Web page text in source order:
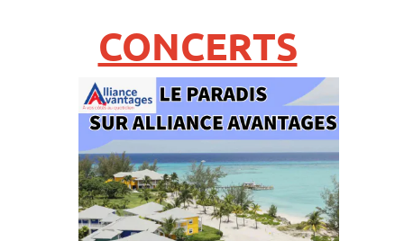
CONCERTS